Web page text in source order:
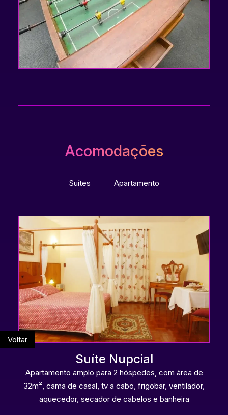
Acomodações
Suítes Apartamento
Suíte Nupcial
Apartamento amplo para 2 hóspedes, com área de
32m², cama de casal, tv a cabo, frigobar, ventilador,
aquecedor, secador de cabelos e banheira
Voltar